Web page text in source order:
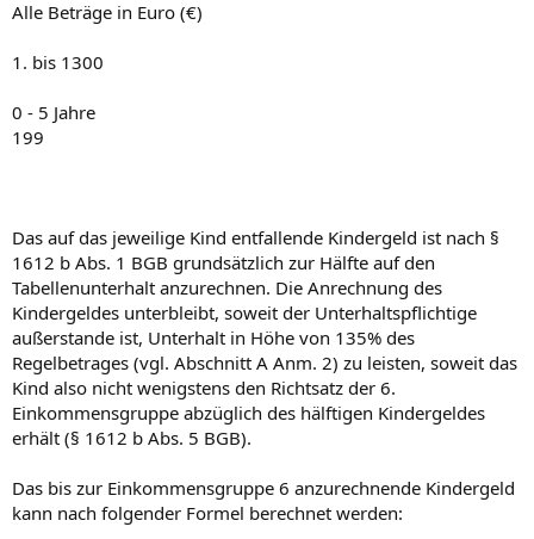
Alle Beträge in Euro (€)
1. bis 1300
0 - 5 Jahre
199
Das auf das jeweilige Kind entfallende Kindergeld ist nach §
1612 b Abs. 1 BGB grundsätzlich zur Hälfte auf den
Tabellenunterhalt anzurechnen. Die Anrechnung des
Kindergeldes unterbleibt, soweit der Unterhaltspflichtige
außerstande ist, Unterhalt in Höhe von 135% des
Regelbetrages (vgl. Abschnitt A Anm. 2) zu leisten, soweit das
Kind also nicht wenigstens den Richtsatz der 6.
Einkommensgruppe abzüglich des hälftigen Kindergeldes
erhält (§ 1612 b Abs. 5 BGB).
Das bis zur Einkommensgruppe 6 anzurechnende Kindergeld
kann nach folgender Formel berechnet werden: